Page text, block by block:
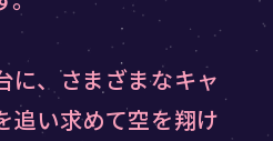
に、さまざまなキャ
追い求めて空を翔け